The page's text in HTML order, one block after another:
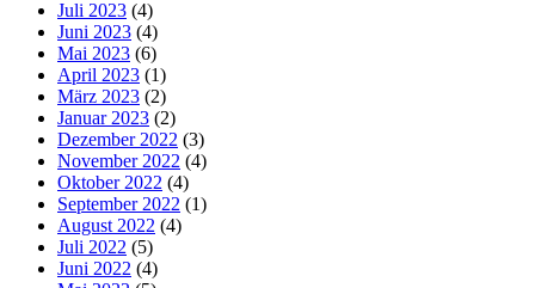
Juli 2023 (4)
Juni 2023 (4)
Mai 2023 (6)
April 2023 (1)
März 2023 (2)
Januar 2023 (2)
Dezember 2022 (3)
November 2022 (4)
Oktober 2022 (4)
September 2022 (1)
August 2022 (4)
Juli 2022 (5)
Juni 2022 (4)